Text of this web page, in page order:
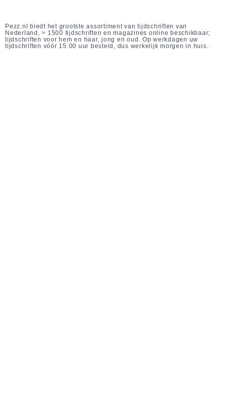
Pezz.nl biedt het grootste assortiment van tijdschriften van
Nederland, > 1500 tijdschriften en magazines online beschikbaar;
tijdschriften voor hem en haar, jong en oud. Op werkdagen uw
tijdschriften vóór 15.00 uur besteld, dus werkelijk morgen in huis.